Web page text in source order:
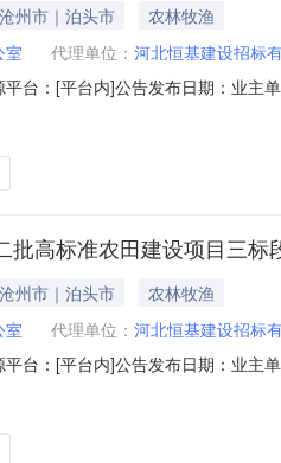
州市｜泊头市
农林牧渔
室 代理单位： 河北恒基建设招标
台：[平台内]公告发布日期：业主
-泊头市-->招标内容：-->泊头市
批高标准农田建设项目三标
州市｜泊头市
农林牧渔
室 代理单位： 河北恒基建设招标
台：[平台内]公告发布日期：业主
-泊头市-->招标内容：-->泊头市